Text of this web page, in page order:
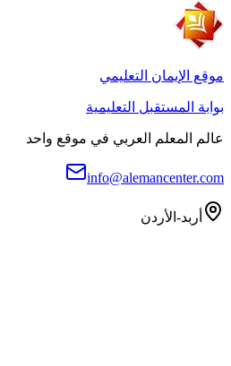
موقع الإيمان التعليمي
بوابة المستقبل التعليمية
عالم المعلم العربي في موقع واحد
info@alemancenter.com
أربد-الأردن